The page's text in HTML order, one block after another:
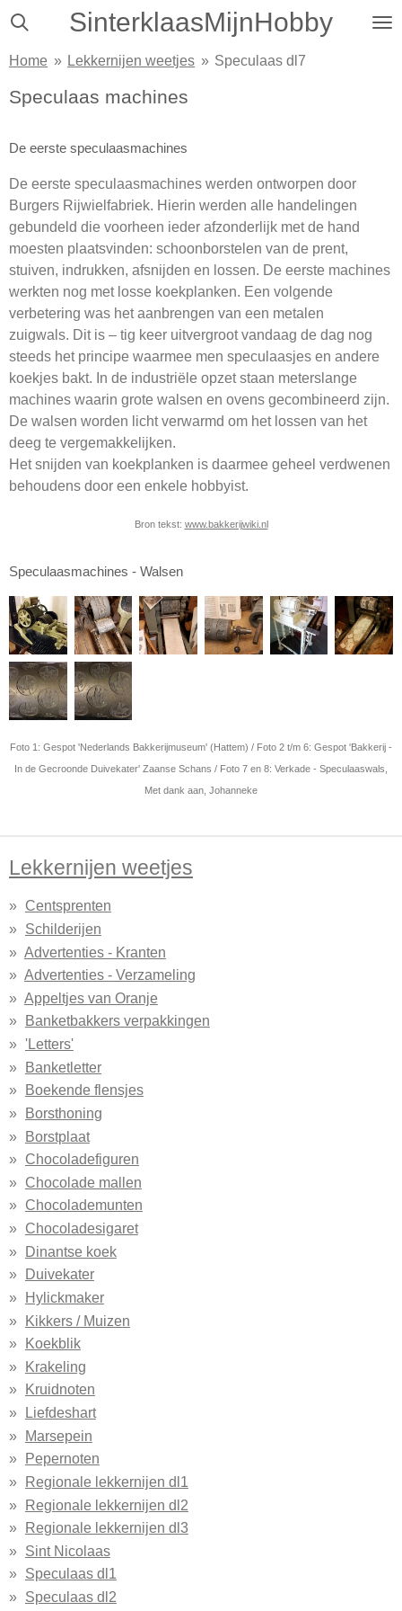
Ga
naar
hoofdinhoud
SinterklaasMijnHobby
Home » Lekkernijen weetjes » Speculaas dl7
Speculaas machines
De eerste speculaasmachines
De eerste speculaasmachines werden ontworpen door
Burgers Rijwielfabriek. Hierin werden alle handelingen
gebundeld die voorheen ieder afzonderlijk met de hand
moesten plaatsvinden: schoonborstelen van de prent,
stuiven, indrukken, afsnijden en lossen. De eerste machines
werkten nog met losse koekplanken. Een volgende
verbetering was het aanbrengen van een metalen
zuigwals. Dit is – tig keer uitvergroot vandaag de dag nog
steeds het principe waarmee men speculaasjes en andere
koekjes bakt. In de industriële opzet staan meterslange
machines waarin grote walsen en ovens gecombineerd zijn.
De walsen worden licht verwarmd om het lossen van het
deeg te vergemakkelijken.
Het snijden van koekplanken is daarmee geheel verdwenen
behoudens door een enkele hobbyist.
Bron tekst: www.bakkerijwiki.nl
Speculaasmachines - Walsen
Foto 1: Gespot 'Nederlands Bakkerijmuseum' (Hattem) / Foto 2 t/m 6: Gespot 'Bakkerij -
In de Gecroonde Duivekater' Zaanse Schans / Foto 7 en 8: Verkade - Speculaaswals,
Met dank aan, Johanneke
Lekkernijen weetjes
Centsprenten
Schilderijen
Advertenties - Kranten
Advertenties - Verzameling
Appeltjes van Oranje
Banketbakkers verpakkingen
'Letters'
Banketletter
Boekende flensjes
Borsthoning
Borstplaat
Chocoladefiguren
Chocolade mallen
Chocolademunten
Chocoladesigaret
Dinantse koek
Duivekater
Hylickmaker
Kikkers / Muizen
Koekblik
Krakeling
Kruidnoten
Liefdeshart
Marsepein
Pepernoten
Regionale lekkernijen dl1
Regionale lekkernijen dl2
Regionale lekkernijen dl3
Sint Nicolaas
Speculaas dl1
Speculaas dl2